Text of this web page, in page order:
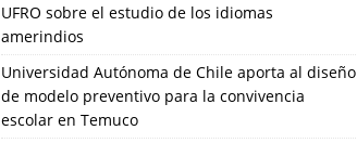
UFRO sobre el estudio de los idiomas
amerindios
Universidad Autónoma de Chile aporta al diseño
de modelo preventivo para la convivencia
escolar en Temuco